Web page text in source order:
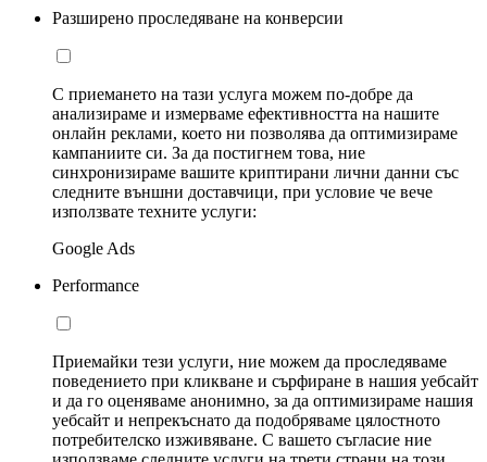
Разширено проследяване на конверсии
С приемането на тази услуга можем по-добре да
анализираме и измерваме ефективността на нашите
онлайн реклами, което ни позволява да оптимизираме
кампаниите си. За да постигнем това, ние
синхронизираме вашите криптирани лични данни със
следните външни доставчици, при условие че вече
използвате техните услуги:
Google Ads
Performance
Приемайки тези услуги, ние можем да проследяваме
поведението при кликване и сърфиране в нашия уебсайт
и да го оценяваме анонимно, за да оптимизираме нашия
уебсайт и непрекъснато да подобряваме цялостното
потребителско изживяване. С вашето съгласие ние